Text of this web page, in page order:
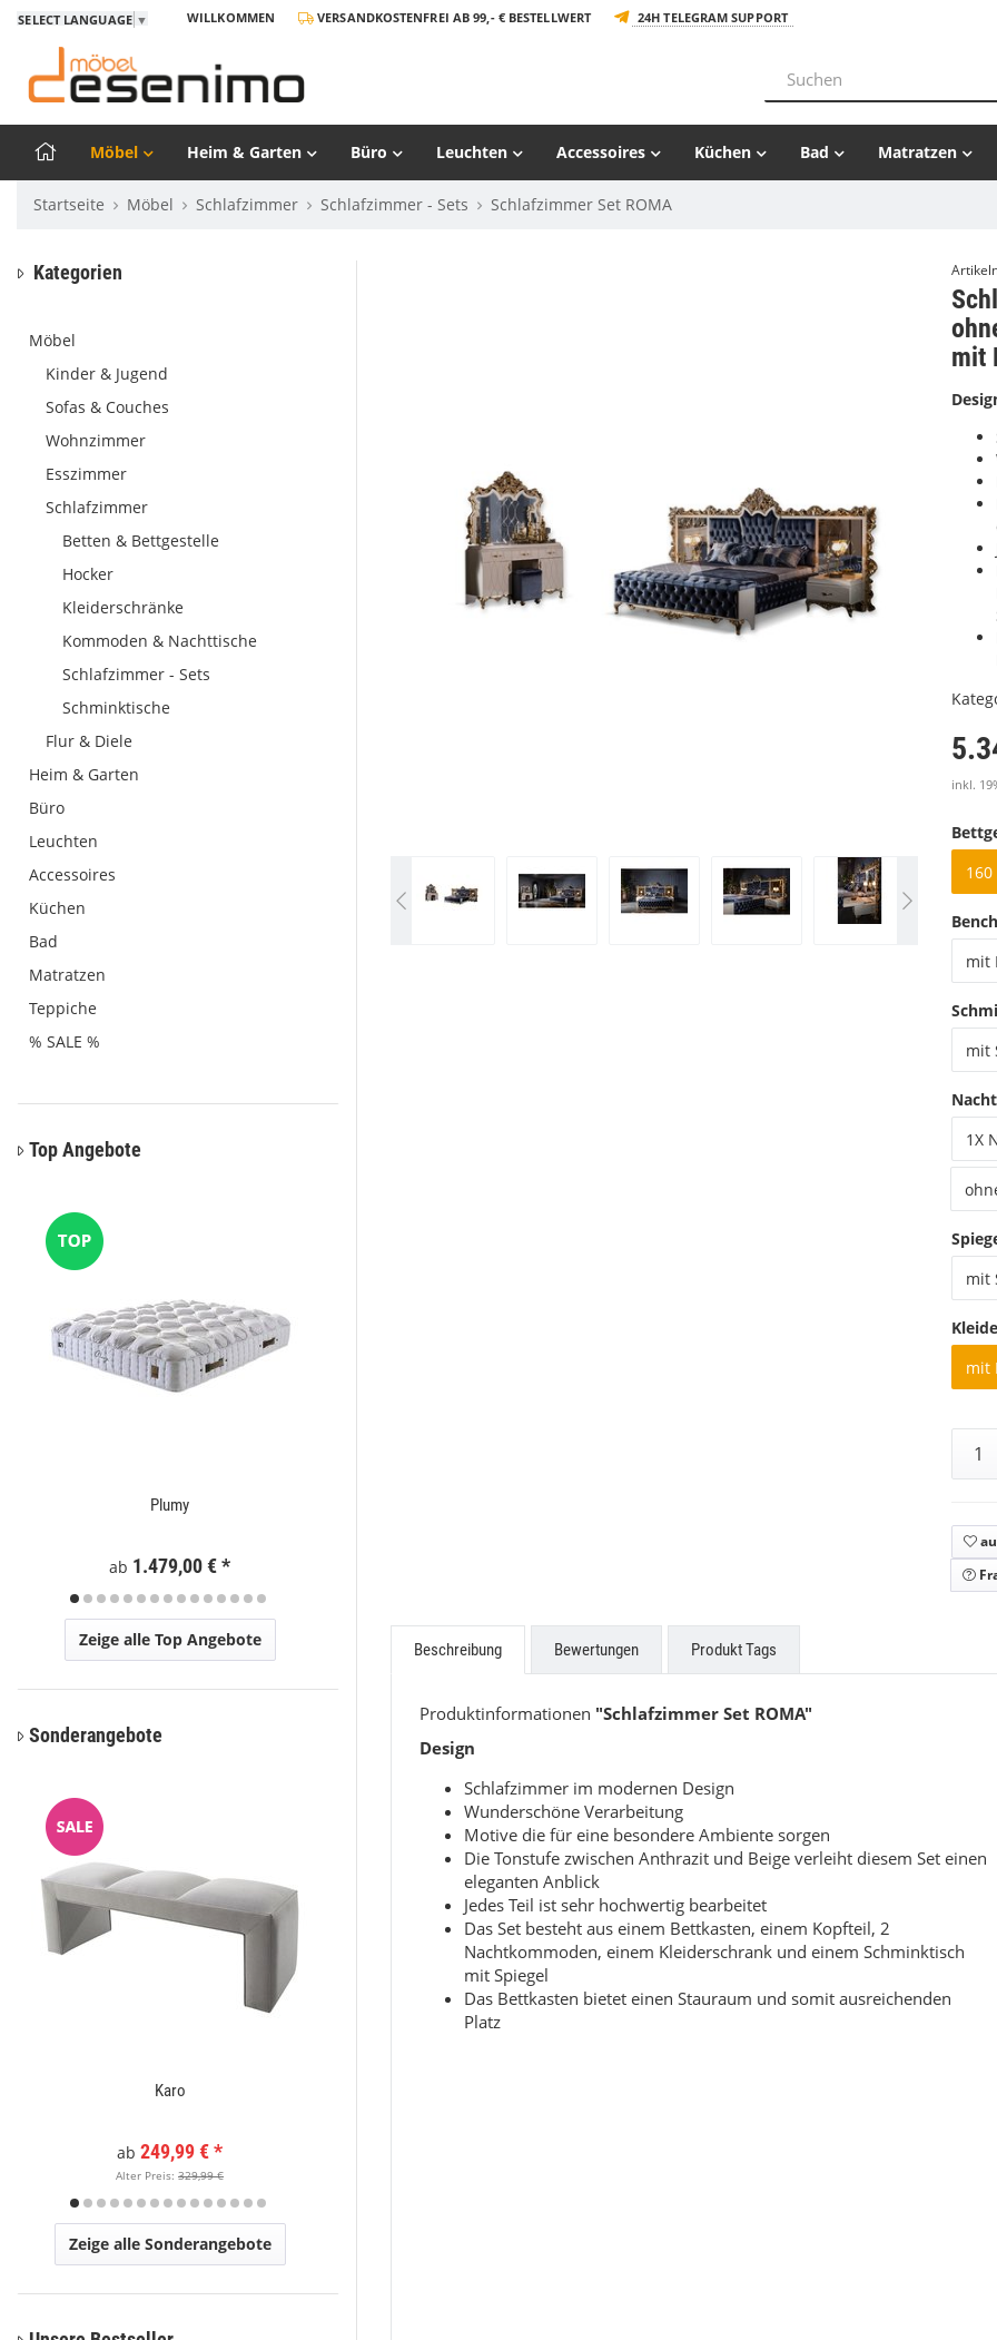
SELECT LANGUAGE ▼ WILLKOMMEN VERSANDKOSTENFREI AB 99,- € BESTELLWERT 24H TELEGRAM SUPPORT
Möbel Heim & Garten Büro Leuchten Accessoires Küchen Bad Matratzen
Startseite Möbel Schlafzimmer Schlafzimmer - Sets Schlafzimmer Set ROMA
mit
inkl.
160
Bench
mit
mit
1X
mit
mit
Beschreibung Bewertungen Produkt Tags
Produktinformationen "Schlafzimmer Set ROMA"
Design
Schlafzimmer im modernen Design
Wunderschöne Verarbeitung
Motive die für eine besondere Ambiente sorgen
Die Tonstufe zwischen Anthrazit und Beige verleiht diesem Set einen
eleganten Anblick
Jedes Teil ist sehr hochwertig bearbeitet
Das Set besteht aus einem Bettkasten, einem Kopfteil, 2
Nachtkommoden, einem Kleiderschrank und einem Schminktisch
mit Spiegel
Das Bettkasten bietet einen Stauraum und somit ausreichenden
Platz
Kategorien
Möbel
Kinder & Jugend
Sofas & Couches
Wohnzimmer
Esszimmer
Schlafzimmer
Betten & Bettgestelle
Hocker
Kleiderschränke
Kommoden & Nachttische
Schlafzimmer - Sets
Schminktische
Flur & Diele
Heim & Garten
Büro
Leuchten
Accessoires
Küchen
Bad
Matratzen
Teppiche
% SALE %
Top Angebote
Plumy
ab 1.479,00 €*
Zeige alle Top Angebote
Sonderangebote
Karo
ab 249,99 €*
Alter Preis: 329,99 €
Zeige alle Sonderangebote